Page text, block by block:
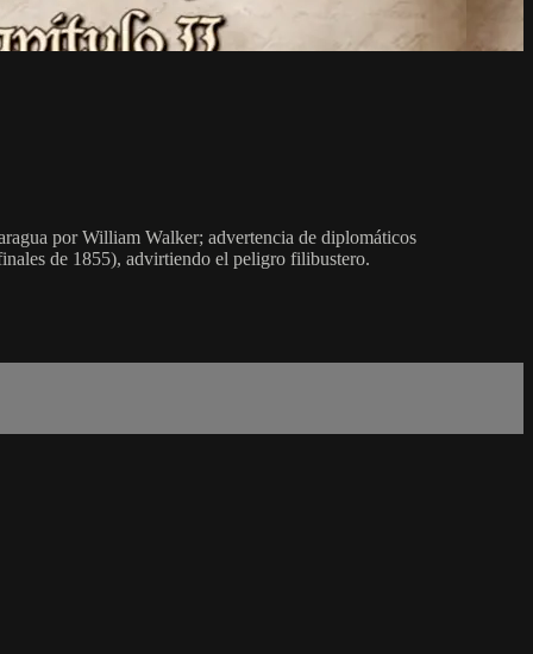
por William Walker; advertencia de diplomáticos
de 1855), advirtiendo el peligro filibustero.